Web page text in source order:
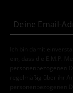
Ich bin damit
ein, dass die E.M.P.
personenbezogenen
regelmäßig über ihr
personenbezogenen